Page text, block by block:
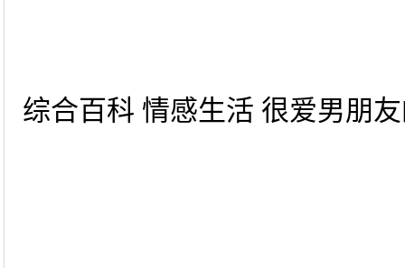
综合百科 情感生活 很爱男朋